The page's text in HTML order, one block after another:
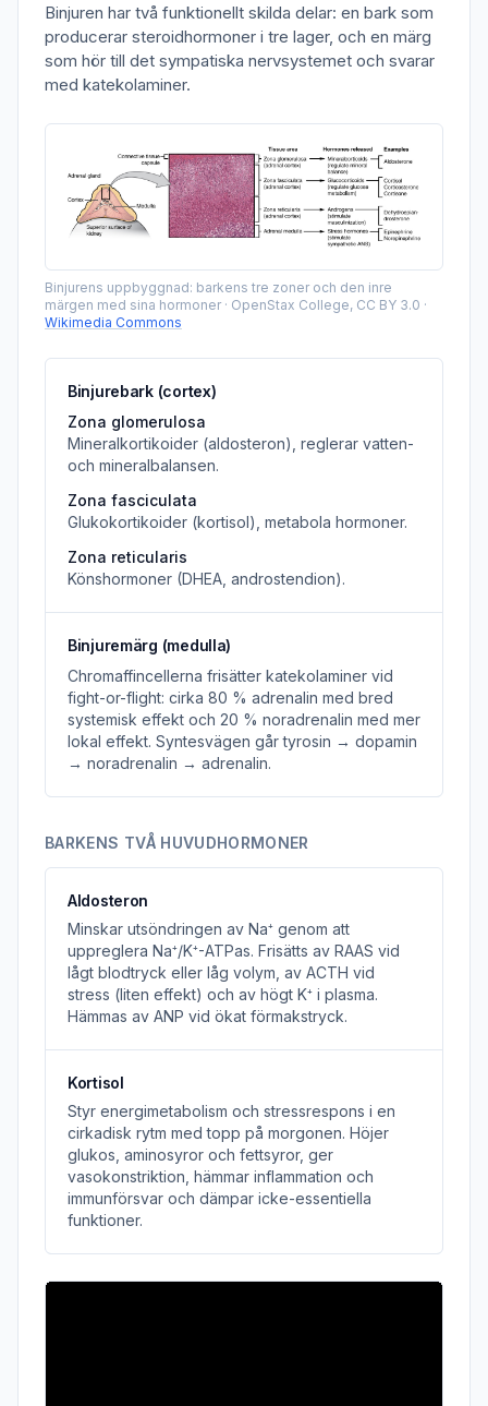
Binjuren har två funktionellt skilda delar: en bark som
producerar steroidhormoner i tre lager, och en märg
som hör till det sympatiska nervsystemet och svarar
med katekolaminer.
Binjurens uppbyggnad: barkens tre zoner och den inre
märgen med sina hormoner · OpenStax College, CC BY 3.0 ·
Wikimedia Commons
Binjurebark (cortex)
Zona glomerulosa
Mineralkortikoider (aldosteron), reglerar vatten-
och mineralbalansen.
Zona fasciculata
Glukokortikoider (kortisol), metabola hormoner.
Zona reticularis
Könshormoner (DHEA, androstendion).
Binjuremärg (medulla)
Chromaffincellerna frisätter katekolaminer vid
fight-or-flight: cirka 80 % adrenalin med bred
systemisk effekt och 20 % noradrenalin med mer
lokal effekt. Syntesvägen går tyrosin → dopamin
→ noradrenalin → adrenalin.
BARKENS TVÅ HUVUDHORMONER
Aldosteron
Minskar utsöndringen av Na⁺ genom att
uppreglera Na⁺/K⁺-ATPas. Frisätts av RAAS vid
lågt blodtryck eller låg volym, av ACTH vid
stress (liten effekt) och av högt K⁺ i plasma.
Hämmas av ANP vid ökat förmakstryck.
Kortisol
Styr energimetabolism och stressrespons i en
cirkadisk rytm med topp på morgonen. Höjer
glukos, aminosyror och fettsyror, ger
vasokonstriktion, hämmar inflammation och
immunförsvar och dämpar icke-essentiella
funktioner.